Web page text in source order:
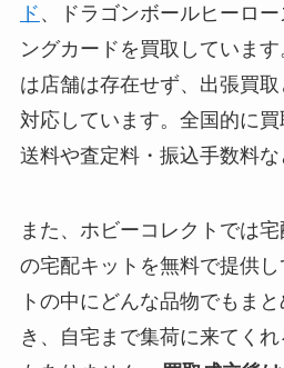
ド 、ドラゴンボールヒーロ
ングカードを買取していま
は店舗は存在せず、出張買
対応しています。全国的に買
送料や査定料・振込手数料な
また、ホビーコレクトでは
の宅配キットを無料で提供
トの中にどんな品物でもま
き、自宅まで集荷に来てく